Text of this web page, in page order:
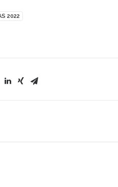
2022